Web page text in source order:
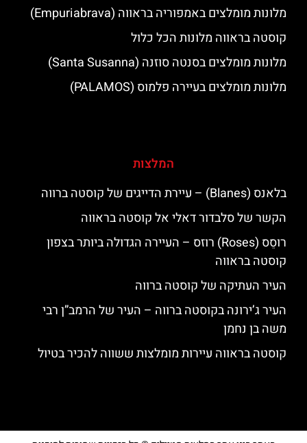
מלונות מומלצים באמפוריה בראווה (Empuriabrava)
קוסטה בראווה מלונות הכל כלול
מלונות מומלצים בסנטה סוזנה (Santa Susanna)
מלונות מומלצים בעיירה פלמוס (PALAMOS)
המלצות
בלאנס (Blanes) – עיירת הדייגים של קוסטה ברווה
הקשר של סלבדור דאלי אל קוסטה בראווה
רוסֵס (Roses) רוזס – העיירה הגדולה ביותר בצפון
קוסטה בראווה
העיר העתיקה של קוסטה ברווה
העיר ג’ירונה בקוסטה ברווה – העיר של הרמב”ן רבי
משה בן נחמן
קוסטה בראווה עיירות מומלצות ששווה להכיר בטיול